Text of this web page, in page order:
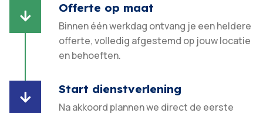

Offerte op maat
Binnen één werkdag ontvang je een heldere
offerte, volledig afgestemd op jouw locatie
en behoeften.​

Start dienstverlening
Na akkoord plannen we direct de eerste